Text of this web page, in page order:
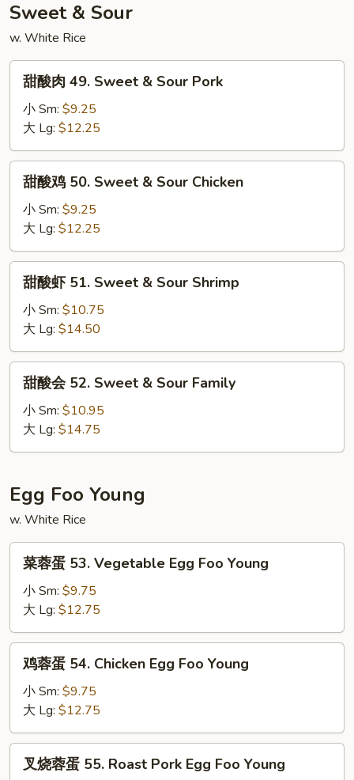
Suey
Sweet & Sour
w. White Rice
49.
Sweet
&
Sour
Pork
甜酸肉 49. Sweet & Sour Pork
小 Sm: $9.25
大 Lg: $12.25
50.
Sweet
&
Sour
Chicken
甜酸鸡 50. Sweet & Sour Chicken
小 Sm: $9.25
大 Lg: $12.25
51.
Sweet
&
Sour
Shrimp
甜酸虾 51. Sweet & Sour Shrimp
小 Sm: $10.75
大 Lg: $14.50
52.
Sweet
Sour
Family
甜酸会 52. Sweet & Sour Family
小 Sm: $10.95
大 Lg: $14.75
Egg Foo Young
w. White Rice
53.
Vegetable
Egg
Foo
Young
菜蓉蛋 53. Vegetable Egg Foo Young
小 Sm: $9.75
大 Lg: $12.75
54.
Chicken
Egg
Foo
鸡蓉蛋 54. Chicken Egg Foo Young
小 Sm: $9.75
大 Lg: $12.75
叉烧蓉蛋 55. Roast Pork Egg Foo Young